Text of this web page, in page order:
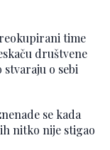
time
društvene
o sebi
se kada
nitko nije stigao